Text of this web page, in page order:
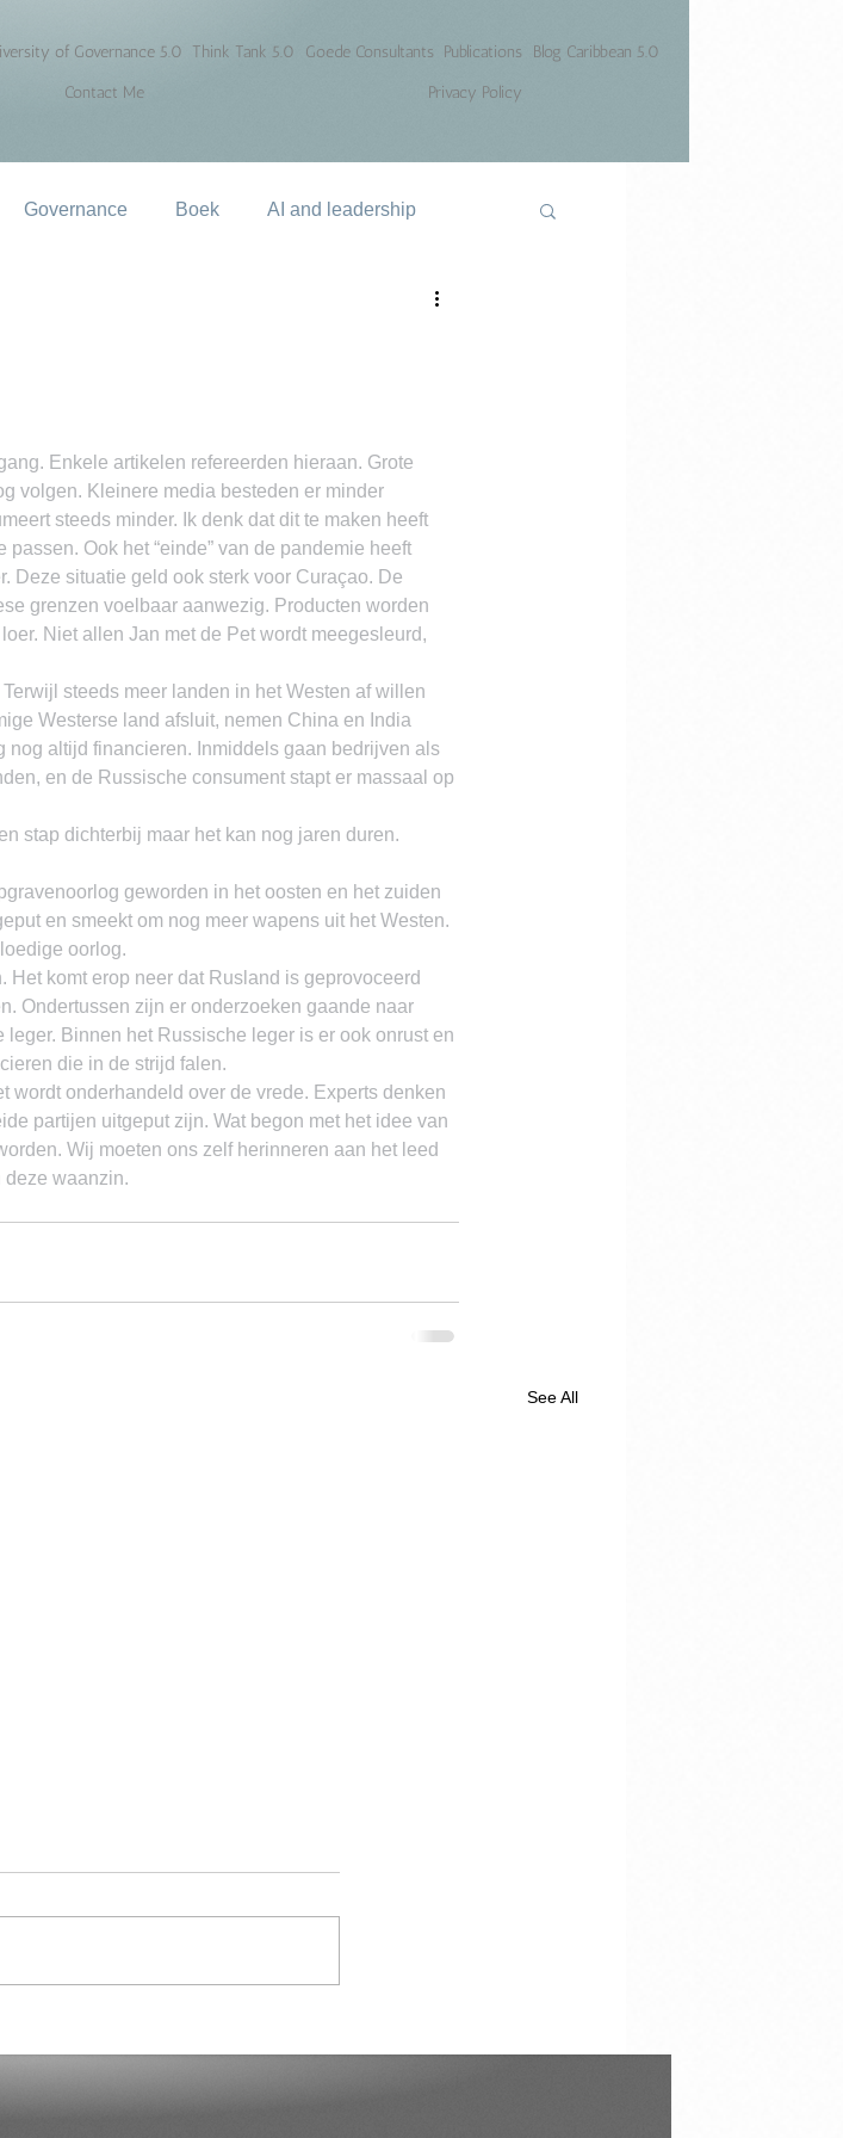
of Governance 5.0 Think Tank 5.0 Goede Consultants Publications
Blog Caribbean 5.0
Contact Me
Privacy Policy
Governance Boek AI and leadership
Enkele artikelen refereerden hieraan. Grote
volgen. Kleinere media besteden er minder
steeds minder. Ik denk dat dit te maken heeft
Ook het “einde” van de pandemie heeft
Deze situatie geld ook sterk voor Curaçao. De
grenzen voelbaar aanwezig. Producten worden
Niet allen Jan met de Pet wordt meegesleurd,
steeds meer landen in het Westen af willen
Westerse land afsluit, nemen China en India
nog altijd financieren. Inmiddels gaan bedrijven als
en de Russische consument stapt er massaal op
stap dichterbij maar het kan nog jaren duren.
geworden in het oosten en het zuiden
en smeekt om nog meer wapens uit het Westen.
oorlog.
Het komt erop neer dat Rusland is geprovoceerd
Ondertussen zijn er onderzoeken gaande naar
Binnen het Russische leger is er ook onrust en
die in de strijd falen.
wordt onderhandeld over de vrede. Experts denken
partijen uitgeput zijn. Wat begon met het idee van
Wij moeten ons zelf herinneren aan het leed
deze waanzin.
See All
Hearts
Dictatorship of the Majority